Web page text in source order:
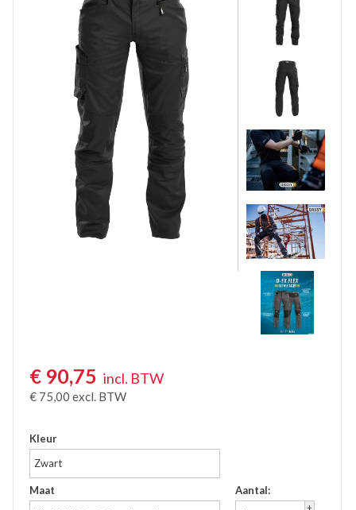
Stretch Werkbroeken
Veiligheidsbroeken
Schildersbroeken
Brandvertragende broeken
Thermobroeken
Dames Werkbroeken
Zaagbroeken
Regenbroeken
€ 90,75 incl. BTW
€ 75,00 excl. BTW
Kleur
Zwart
Maat
Aantal:
+